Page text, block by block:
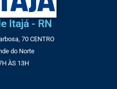
Itajá - RN
70 CENTRO
do Norte
ÀS 13H